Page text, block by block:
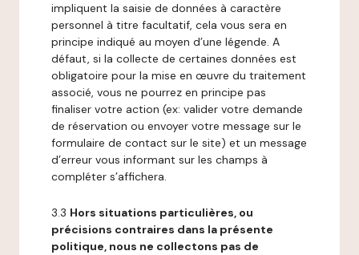
impliquent la saisie de données à caractère
personnel à titre facultatif, cela vous sera en
principe indiqué au moyen d’une légende. A
défaut, si la collecte de certaines données est
obligatoire pour la mise en œuvre du traitement
associé, vous ne pourrez en principe pas
finaliser votre action (ex: valider votre demande
de réservation ou envoyer votre message sur le
formulaire de contact sur le site) et un message
d’erreur vous informant sur les champs à
compléter s’affichera.
3.3 Hors situations particulières, ou
précisions contraires dans la présente
politique, nous ne collectons pas de